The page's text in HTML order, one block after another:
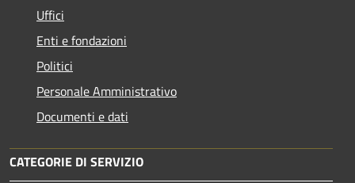
Uffici
Enti e fondazioni
Politici
Personale Amministrativo
Documenti e dati
CATEGORIE DI SERVIZIO